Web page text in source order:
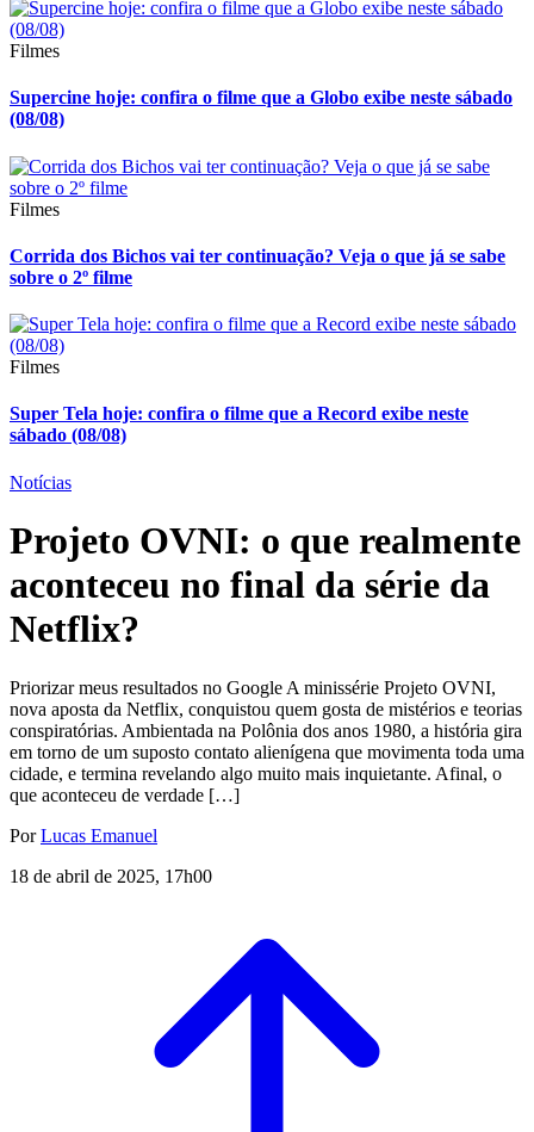
Filmes
Supercine hoje: confira o filme que a Globo exibe neste sábado
(08/08)
Filmes
Corrida dos Bichos vai ter continuação? Veja o que já se sabe
sobre o 2º filme
Filmes
Super Tela hoje: confira o filme que a Record exibe neste
sábado (08/08)
Notícias
Projeto OVNI: o que realmente
aconteceu no final da série da
Netflix?
Priorizar meus resultados no Google A minissérie Projeto OVNI,
nova aposta da Netflix, conquistou quem gosta de mistérios e teorias
conspiratórias. Ambientada na Polônia dos anos 1980, a história gira
em torno de um suposto contato alienígena que movimenta toda uma
cidade, e termina revelando algo muito mais inquietante. Afinal, o
que aconteceu de verdade […]
PorLucas Emanuel
18 de abril de 2025, 17h00